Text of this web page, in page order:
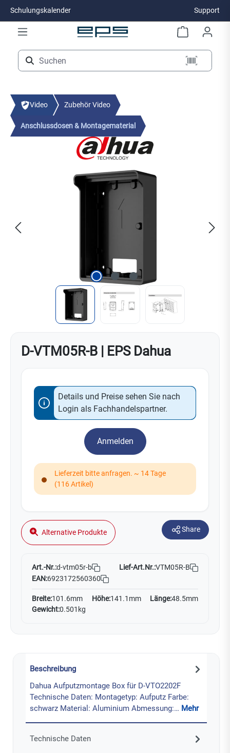
Zum Hauptinhalt springen
Schulungskalender Support
Video Zubehör Video
Anschlussdosen & Montagematerial
Bildergalerie überspringen
D-VTM05R-B | EPS Dahua
Details und Preise sehen Sie nach
Login als Fachhandelspartner.
Anmelden
Lieferzeit bitte anfragen. ~ 14 Tage
(116 Artikel)
Alternative Produkte Share
Art.-Nr.:d-vtm05r-b Lief-Art.Nr.:VTM05R-B
EAN:6923172560360
Breite:101.6mm Höhe:141.1mm Länge:48.5mm
Gewicht:0.501kg
Beschreibung
Dahua Aufputzmontage Box für D-VTO2202F
Technische Daten: Montagetyp: Aufputz Farbe:
schwarz Material: Aluminium Abmessung:… Mehr
Technische Daten